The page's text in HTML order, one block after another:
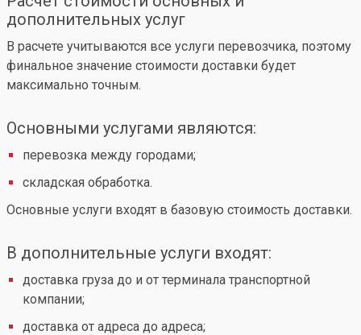
дополнительных услуг
В расчете учитываются все услуги перевозчика, поэтому
финальное значение стоимости доставки будет
максимально точным.
Основными услугами являются:
перевозка между городами;
складская обработка.
Основные услуги входят в базовую стоимость доставки.
В дополнительные услуги входят:
доставка груза до и от терминала транспортной
компании;
доставка от адреса до адреса;